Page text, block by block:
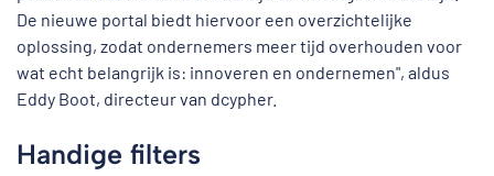
De nieuwe portal biedt hiervoor een overzichtelijke
oplossing, zodat ondernemers meer tijd overhouden voor
wat echt belangrijk is: innoveren en ondernemen", aldus
Eddy Boot, directeur van dcypher.
Handige filters